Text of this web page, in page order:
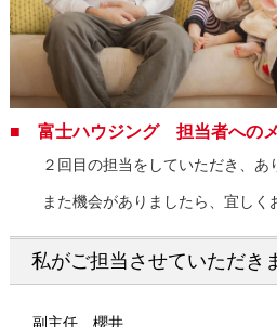
■ 富士ハウジング 担当者への
２回目の担当をしていただき、あ
また機会がありましたら、宜しく
私がご担当させていただき
副主任 櫻井